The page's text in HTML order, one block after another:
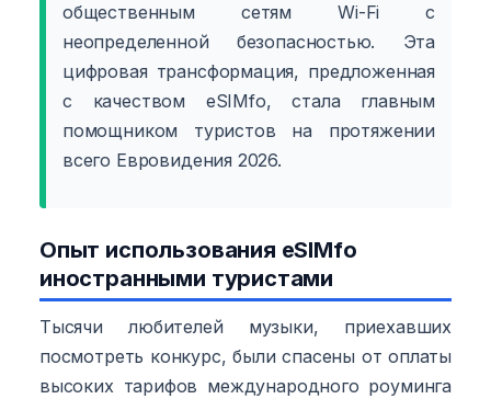
общественным сетям Wi-Fi с
неопределенной безопасностью. Эта
цифровая трансформация, предложенная
с качеством eSIMfo, стала главным
помощником туристов на протяжении
всего Евровидения 2026.
Опыт использования eSIMfo
иностранными туристами
Тысячи любителей музыки, приехавших
посмотреть конкурс, были спасены от оплаты
высоких тарифов международного роуминга